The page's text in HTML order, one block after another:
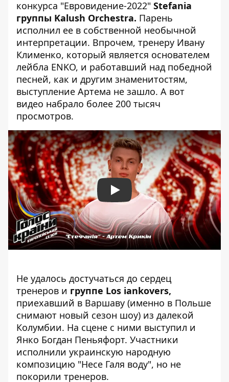
конкурса "Евровидение-2022" Stefania
группы Kalush Orchestra. Парень
исполнил ее в собственной необычной
интерпретации. Впрочем, тренеру Ивану
Клименко, который является основателем
лейбла ENKO, и работавший над победной
песней, как и другим знаменитостям,
выступление Артема не зашло. А вот
видео набрало более 200 тысяч
просмотров.
Play
Не удалось достучаться до сердец
тренеров и группе Los iankovers,
приехавший в Варшаву (именно в Польше
снимают новый сезон шоу) из далекой
Колумбии. На сцене с ними выступил и
Янко Богдан Пеньяфорт. Участники
исполнили украинскую народную
композицию "Несе Галя воду", но не
покорили тренеров.